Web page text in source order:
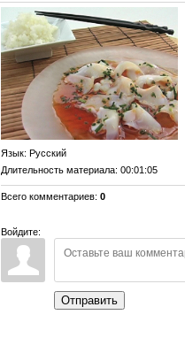
Язык: Русский
Длительность материала: 00:01:05
Всего комментариев: 0
Войдите:
Отправить